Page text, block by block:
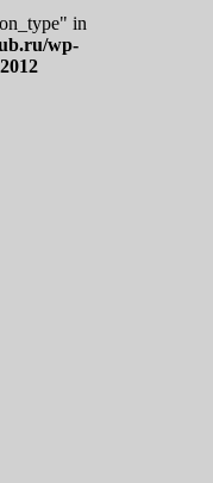
in
wp-
2012